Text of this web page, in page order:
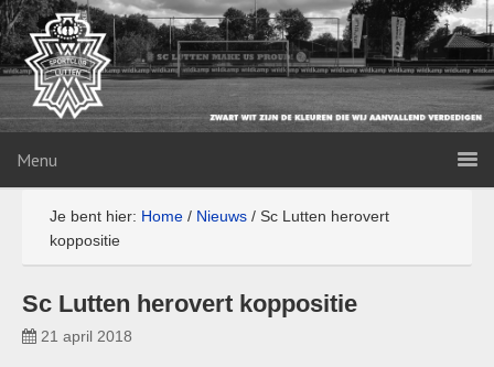
Menu
Je bent hier: Home / Nieuws / Sc Lutten herovert
koppositie
Sc Lutten herovert koppositie
21 april 2018